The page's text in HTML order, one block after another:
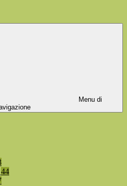
Menu di
44